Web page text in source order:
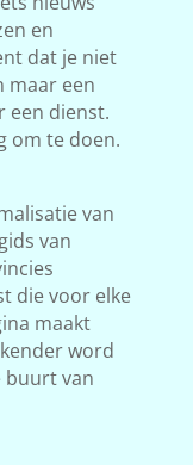
en
dat je niet
maar een
een dienst.
om te doen.
van
van
die voor elke
maakt
word
buurt van